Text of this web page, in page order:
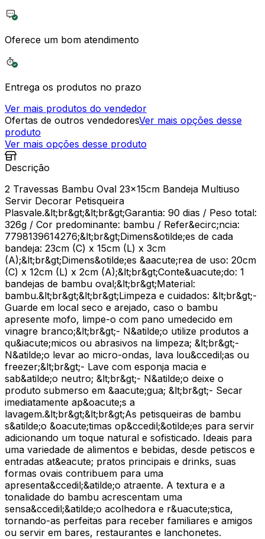
Oferece um bom atendimento
Entrega os produtos no prazo
Ver mais produtos do vendedor
Ofertas de outros vendedoresVer mais opções desse
produto
Ver mais opções desse produto
Descrição
2 Travessas Bambu Oval 23x15cm Bandeja Multiuso
Servir Decorar Petisqueira
Plasvale.&lt;br&gt;&lt;br&gt;Garantia: 90 dias / Peso total:
326g / Cor predominante: bambu / Refer&ecirc;ncia:
7798139614276;&lt;br&gt;Dimens&otilde;es de cada
bandeja: 23cm (C) x 15cm (L) x 3cm
(A);&lt;br&gt;Dimens&otilde;es &aacute;rea de uso: 20cm
(C) x 12cm (L) x 2cm (A);&lt;br&gt;Conte&uacute;do: 1
bandejas de bambu oval;&lt;br&gt;Material:
bambu.&lt;br&gt;&lt;br&gt;Limpeza e cuidados: &lt;br&gt;-
Guarde em local seco e arejado, caso o bambu
apresente mofo, limpe-o com pano umedecido em
vinagre branco;&lt;br&gt;- N&atilde;o utilize produtos a
qu&iacute;micos ou abrasivos na limpeza; &lt;br&gt;-
N&atilde;o levar ao micro-ondas, lava lou&ccedil;as ou
freezer;&lt;br&gt;- Lave com esponja macia e
sab&atilde;o neutro; &lt;br&gt;- N&atilde;o deixe o
produto submerso em &aacute;gua; &lt;br&gt;- Secar
imediatamente ap&oacute;s a
lavagem.&lt;br&gt;&lt;br&gt;As petisqueiras de bambu
s&atilde;o &oacute;timas op&ccedil;&otilde;es para servir
adicionando um toque natural e sofisticado. Ideais para
uma variedade de alimentos e bebidas, desde petiscos e
entradas at&eacute; pratos principais e drinks, suas
formas ovais contribuem para uma
apresenta&ccedil;&atilde;o atraente. A textura e a
tonalidade do bambu acrescentam uma
sensa&ccedil;&atilde;o acolhedora e r&uacute;stica,
tornando-as perfeitas para receber familiares e amigos
ou servir em bares, restaurantes e lanchonetes.